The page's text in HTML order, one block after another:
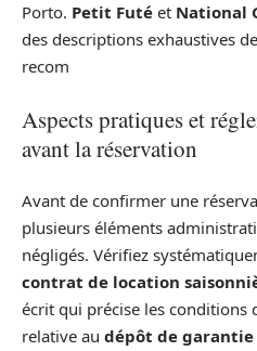
Porto. Petit Futé et National
des descriptions exhaustives
recom
Aspects pratiques et
avant la réservation
Avant de confirmer une
plusieurs éléments
négligés. Vérifiez
contrat de location
écrit qui précise les conditions
relative au dépôt de garantie